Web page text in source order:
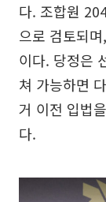
다. 조합원
으로 검토되
이다. 당정은
쳐 가능하면
거 이전 입법
다.